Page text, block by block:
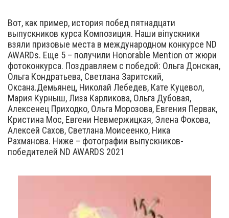
Вот, как пример, история побед пятнадцати
выпускников курса Композиция. Наши віпускники
взяли призовые места в международном конкурсе ND
AWARDs. Еще 5 – получили Honorable Mention от жюри
фотоконкурса. Поздравляем с победой: Ольга Донская,
Ольга Кондратьева, Светлана Заритский,
Оксана.Демьянец, Николай Лебедев, Кате Куцевол,
Мария Курныш, Лиза Карликова, Ольга Дубовая,
Алексенец Приходко, Ольга Морозова, Евгения Первак,
Кристина Мос, Евгени Невмержицкая, Элена Фокова,
Алексей Сахов, Светлана.Моисеенко, Ника
Рахманова. Ниже – фотографии выпускников-
победителей ND AWARDS 2021